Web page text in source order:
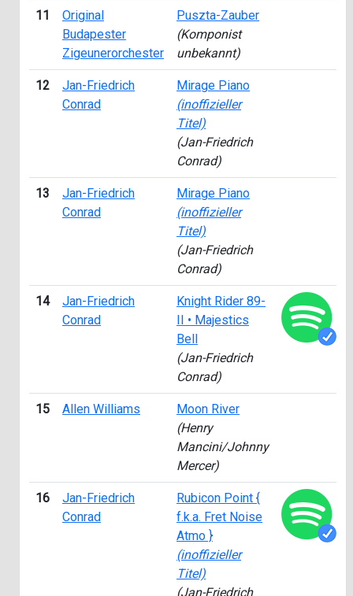
11
Original
Budapester
Zigeunerorchester
Puszta-Zauber
(Komponist
unbekannt)
12
Jan-Friedrich
Conrad
Mirage Piano
(inoffizieller
Titel)
(Jan-Friedrich
Conrad)
13
Jan-Friedrich
Conrad
Mirage Piano
(inoffizieller
Titel)
(Jan-Friedrich
Conrad)
14
Jan-Friedrich
Conrad
Knight Rider 89-
II • Majestics
Bell
(Jan-Friedrich
Conrad)
15 Allen Williams
Moon River
(Henry
Mancini/Johnny
Mercer)
16
Jan-Friedrich
Conrad
Rubicon Point {
f.k.a. Fret Noise
Atmo }
(inoffizieller
Titel)
(Jan-Friedrich